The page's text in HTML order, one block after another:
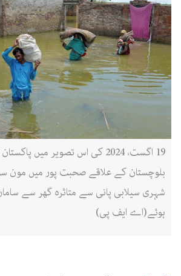
19 اگست، 2024 کی اس تصویر میں
بلوچستان کے علاقے صحبت پور میں مون
شہری سیلابی پانی سے متاثرہ گھر سے
ہوئے(اے ایف پی)